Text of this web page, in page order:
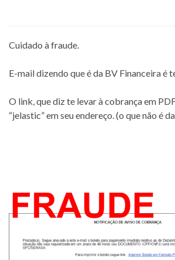
Cuidado à fraude.
E-mail dizendo que é da BV Financeira é
O link, que diz te levar à cobrança em
“jelastic” em seu endereço. (o que não é